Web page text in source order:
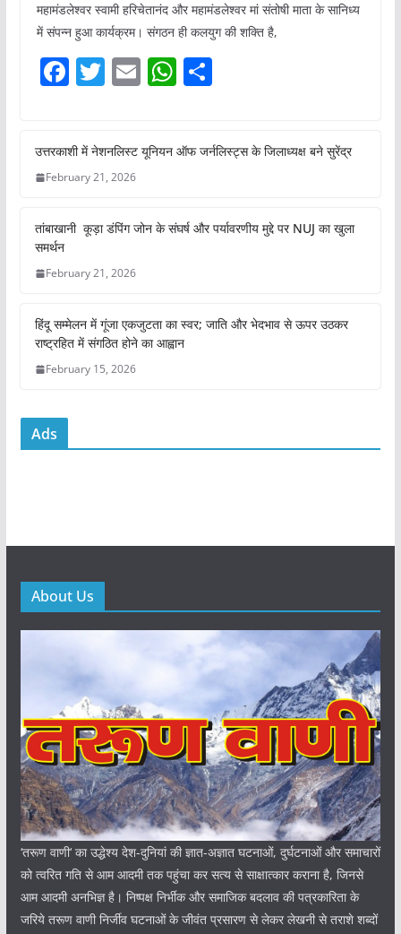
महामंडलेश्वर स्वामी हरिचेतानंद और महामंडलेश्वर मां संतोषी माता के सानिध्य
में संपन्न हुआ कार्यक्रम। संगठन ही कलयुग की शक्ति है,
F
e
b
o
o
k
T
er
E
l
W
s
p
p
S
e
उत्तरकाशी में नेशनलिस्ट यूनियन ऑफ जर्नलिस्ट्स के जिलाध्यक्ष बने सुरेंद्र
February 21, 2026
तांबाखानी कूड़ा डंपिंग जोन के संघर्ष और पर्यावरणीय मुद्दे पर NUJ का खुला
समर्थन
February 21, 2026
हिंदू सम्मेलन में गूंजा एकजुटता का स्वर; जाति और भेदभाव से ऊपर उठकर
राष्ट्रहित में संगठित होने का आह्वान
February 15, 2026
Ads
About Us
‘तरूण वाणी‘ का उद्धेश्य देश-दुनियां की ज्ञात-अज्ञात घटनाओं, दुर्घटनाओं और समाचारों
को त्वरित गति से आम आदमी तक पहुंचा कर सत्य से साक्षात्कार कराना है, जिनसे
आम आदमी अनभिज्ञ है। निष्पक्ष निर्भीक और समाजिक बदलाव की पत्रकारिता के
जरिये तरूण वाणी निर्जीव घटनाओं के जीवंत प्रसारण से लेकर लेखनी से तराशे शब्दों